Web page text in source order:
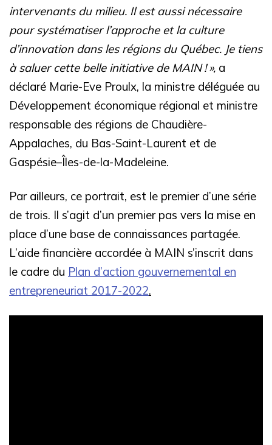
intervenants du milieu. Il est aussi nécessaire
pour systématiser l’approche et la culture
d’innovation dans les régions du Québec. Je tiens
à saluer cette belle initiative de MAIN ! », a
déclaré Marie-Eve Proulx, la ministre déléguée au
Développement économique régional et ministre
responsable des régions de Chaudière-
Appalaches, du Bas-Saint-Laurent et de
Gaspésie–Îles-de-la-Madeleine.
Par ailleurs, ce portrait, est le premier d’une série
de trois. Il s’agit d’un premier pas vers la mise en
place d’une base de connaissances partagée.
L’aide financière accordée à MAIN s’inscrit dans
le cadre du Plan d’action gouvernemental en
entrepreneuriat 2017-2022.